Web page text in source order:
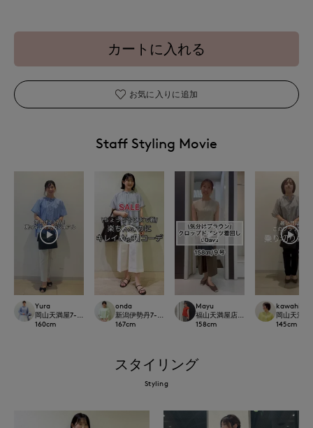
カートに入れる
お気に入りに追加
Staff Styling Movie
Yura
岡山天満屋7-IDconcept.
160cm
onda
新潟伊勢丹7-IDconcept.
167cm
Mayu
福山天満屋店INED/7-IDconcept./
158cm
kawahi
岡山天満
145cm
スタイリング
Styling